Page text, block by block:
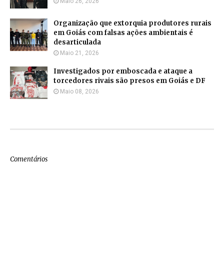
Organização que extorquia produtores rurais
em Goiás com falsas ações ambientais é
desarticulada
Maio 21, 2026
Investigados por emboscada e ataque a
torcedores rivais são presos em Goiás e DF
Maio 08, 2026
Comentários